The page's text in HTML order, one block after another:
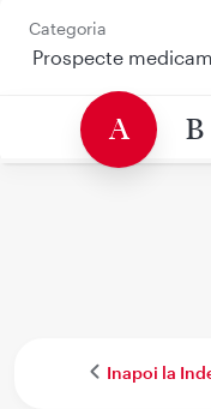
Categoria
A B
Inapoi la